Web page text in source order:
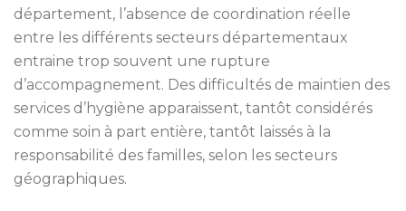
département, l’absence de coordination réelle
entre les différents secteurs départementaux
entraine trop souvent une rupture
d’accompagnement. Des difficultés de maintien des
services d’hygiène apparaissent, tantôt considérés
comme soin à part entière, tantôt laissés à la
responsabilité des familles, selon les secteurs
géographiques.